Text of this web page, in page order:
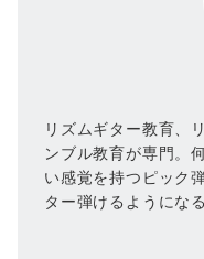
リズムギター教育、
ンブル教育が専門。
い感覚を持つピック
ター弾けるようにな